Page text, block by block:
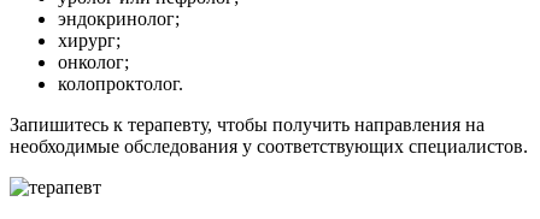
эндокринолог;
хирург;
онколог;
колопроктолог.
Запишитесь к терапевту, чтобы получить направления на
необходимые обследования у соответствующих специалистов.